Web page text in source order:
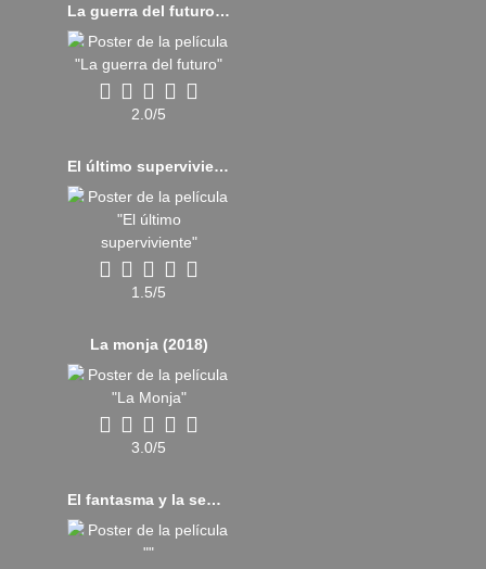
La guerra del futuro (2022)
2.0/5
El último superviviente (2021)
1.5/5
La monja (2018)
3.0/5
El fantasma y la señora Muir (1947)